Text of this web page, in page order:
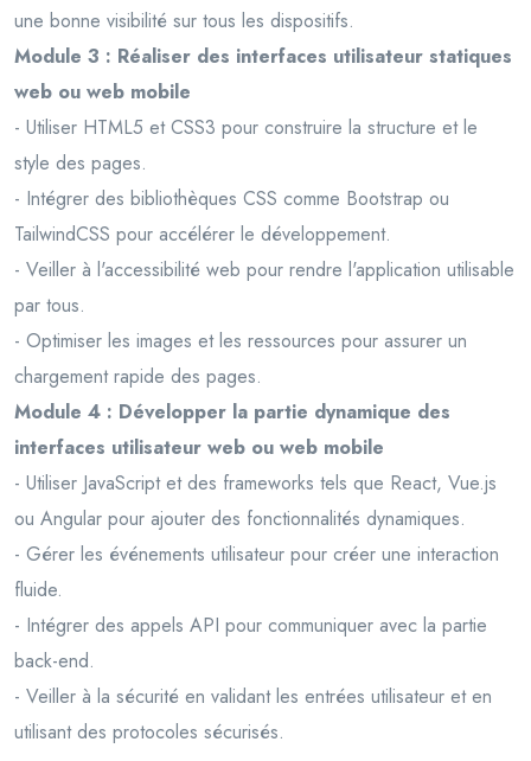
une bonne visibilité sur tous les dispositifs.
Module 3 : Réaliser des interfaces utilisateur statiques
web ou web mobile
- Utiliser HTML5 et CSS3 pour construire la structure et le
style des pages.
- Intégrer des bibliothèques CSS comme Bootstrap ou
TailwindCSS pour accélérer le développement.
- Veiller à l'accessibilité web pour rendre l'application utilisable
par tous.
- Optimiser les images et les ressources pour assurer un
chargement rapide des pages.
Module 4 : Développer la partie dynamique des
interfaces utilisateur web ou web mobile
- Utiliser JavaScript et des frameworks tels que React, Vue.js
ou Angular pour ajouter des fonctionnalités dynamiques.
- Gérer les événements utilisateur pour créer une interaction
fluide.
- Intégrer des appels API pour communiquer avec la partie
back-end.
- Veiller à la sécurité en validant les entrées utilisateur et en
utilisant des protocoles sécurisés.